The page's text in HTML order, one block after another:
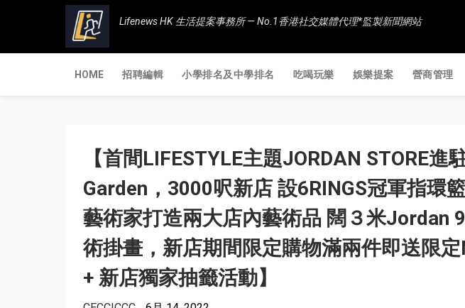
Lifenews HK 生活提案事務所 — No.1香港社交媒體代理*監製新聞網站
HOME 招聘編輯 小學排名及中學排名 吃喝玩樂 娛樂提案 營商管理
【首間LIFESTYLE主題JORDAN STORE進
Garden，3000呎新店 設6RINGS冠軍指環
藝術家打造兩大店內藝術品 闊３米Jordan
術掛畫，新店期間限定購物滿兩件即送限
+ 新店獨家抽籤活動】